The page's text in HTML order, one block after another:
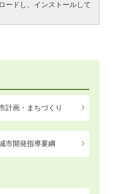
ードし、インストールして
計画・まちづくり
市開発指導要綱